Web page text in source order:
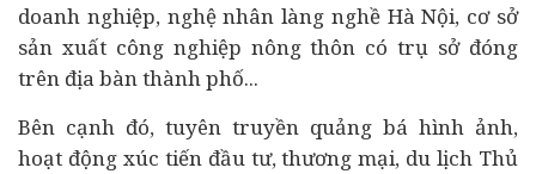
doanh nghiệp, nghệ nhân làng nghề Hà Nội, cơ sở
sản xuất công nghiệp nông thôn có trụ sở đóng
trên địa bàn thành phố...
Bên cạnh đó, tuyên truyền quảng bá hình ảnh,
hoạt động xúc tiến đầu tư, thương mại, du lịch Thủ